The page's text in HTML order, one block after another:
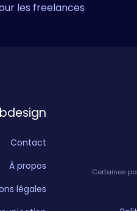
les freelances
Contact
À propos
légales
Certaines